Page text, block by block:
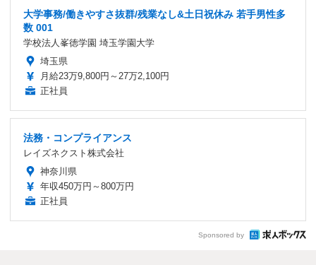
大学事務/働きやすさ抜群/残業なし&土日祝休み 若手男性多
数 001
学校法人峯徳学園 埼玉学園大学
埼玉県
月給23万9,800円～27万2,100円
正社員
法務・コンプライアンス
レイズネクスト株式会社
神奈川県
年収450万円～800万円
正社員
Sponsored by